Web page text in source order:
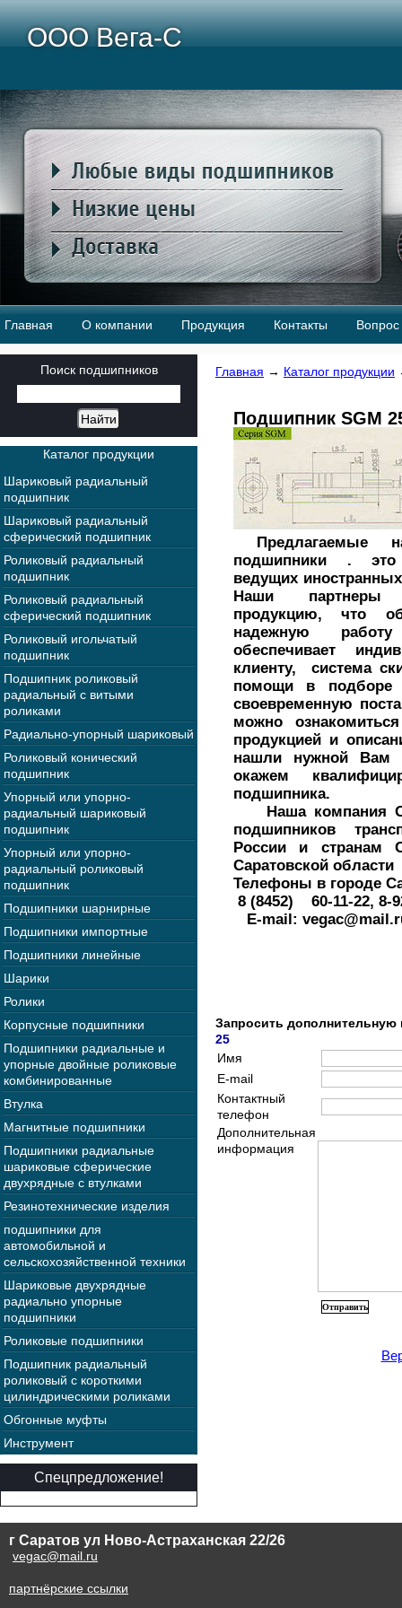
ООО Вега-С
Главная О компании Продукция Контакты Вопрос
Главная → Каталог продукции
Подшипник SGM
Предлагаемые
подшипники . это
ведущих
Наши партнеры
продукцию, что
надежную
обеспечивает
клиенту, система
помощи в
своевременную
можно
продукцией и
нашли нужной Вам
окажем
подшипника.
Наша компания
подшипников
России и странам
Саратовской области
Телефоны в городе
8 (8452) 60-11-22, 8-
E-mail:
Запросить
25
Имя
E-mail
Контактный
телефон
Дополнительная
информация
Поиск подшипников
Каталог продукции
Шариковый радиальный
подшипник
Шариковый радиальный
сферический подшипник
Роликовый радиальный
подшипник
Роликовый радиальный
сферический подшипник
Роликовый игольчатый
подшипник
Подшипник роликовый
радиальный с витыми
роликами
Радиально-упорный шариковый
Роликовый конический
подшипник
Упорный или упорно-
радиальный шариковый
подшипник
Упорный или упорно-
радиальный роликовый
подшипник
Подшипники шарнирные
Подшипники импортные
Подшипники линейные
Шарики
Ролики
Корпусные подшипники
Подшипники радиальные и
упорные двойные роликовые
комбинированные
Втулка
Магнитные подшипники
Подшипники радиальные
шариковые сферические
двухрядные с втулками
Резинотехнические изделия
подшипники для
автомобильной и
сельскохозяйственной техники
Шариковые двухрядные
радиально упорные
подшипники
Роликовые подшипники
Подшипник радиальный
роликовый с короткими
цилиндрическими роликами
Обгонные муфты
Инструмент
Спецпредложение!
г Саратов ул Ново-Астраханская 22/26
vegac@mail.ru
партнёрские ссылки